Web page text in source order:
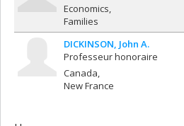
Economics
Families
DICKINSON John A.
Professeur honoraire
Canada
New France